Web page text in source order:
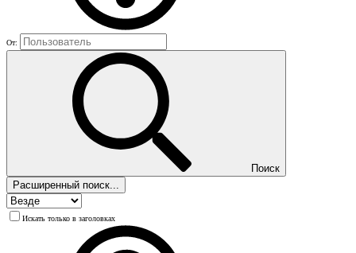
От:
Поиск
Расширенный поиск...
Искать только в заголовках